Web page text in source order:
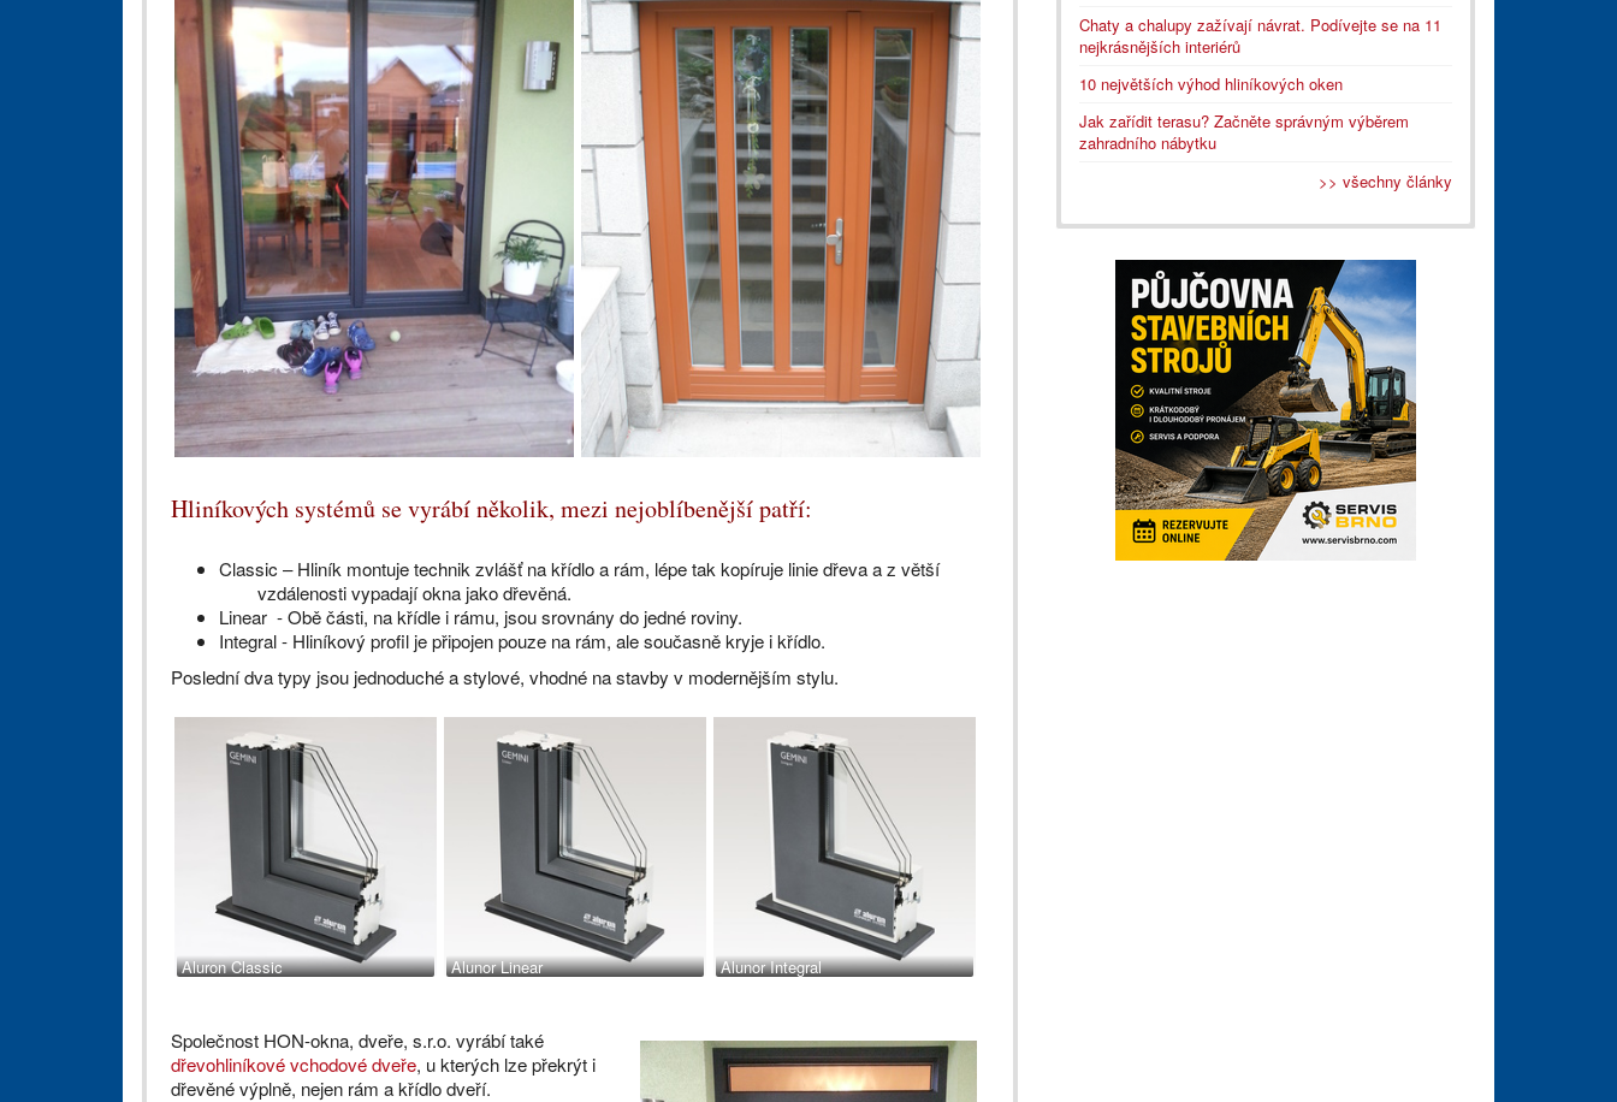
Hliníkových systémů se vyrábí několik, mezi nejoblíbenější patří:
Classic – Hliník montuje technik zvlášť na křídlo a rám, lépe tak kopíruje linie dřeva a z větší
vzdálenosti vypadají okna jako dřevěná.
Linear - Obě části, na křídle i rámu, jsou srovnány do jedné roviny.
Integral - Hliníkový profil je připojen pouze na rám, ale současně kryje i křídlo.
Poslední dva typy jsou jednoduché a stylové, vhodné na stavby v modernějším stylu.
Aluron Classic Alunor Linear Alunor Integral
Společnost HON-okna, dveře, s.r.o. vyrábí také
dřevohliníkové vchodové dveře, u kterých lze překrýt i
dřevěné výplně, nejen rám a křídlo dveří.
Chaty a chalupy zažívají návrat. Podívejte se na 11
nejkrásnějších interiérů
10 největších výhod hliníkových oken
Jak zařídit terasu? Začněte správným výběrem
zahradního nábytku
>> všechny články